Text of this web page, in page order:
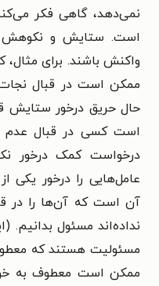
نمی‌دهد، گاهی فکر
است. ستایش و نکوهش
واکنش باشند. برای
ممکن است در قبال
حال حریق درخور ستایش
است کسی در قبال عدم
درخواست کمک درخور
عامل‌هایی را درخور یکی
آن است که آن‌ها را در
نداده‌اند مسئول بدانیم.
مسئولیت هستند که
ممکن است معطوف به